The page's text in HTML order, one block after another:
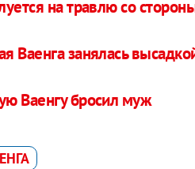
на травлю со
Ваенга занялась
Ваенгу бросил муж